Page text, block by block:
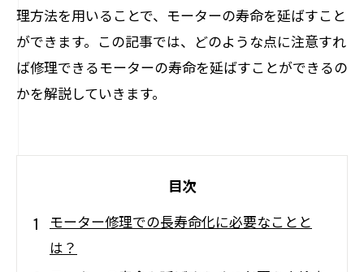
理方法を用いることで、モーターの寿命を延ばすこと
ができます。この記事では、どのような点に注意すれ
ば修理できるモーターの寿命を延ばすことができるの
かを解説していきます。
目次
モーター修理での長寿命化に必要なことと
は？